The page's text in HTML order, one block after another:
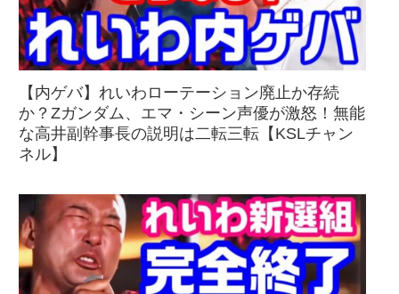
【内ゲバ】れいわローテーション廃止か存続
か？Zガンダム、エマ・シーン声優が激怒！無能
な高井副幹事長の説明は二転三転【KSLチャン
ネル】